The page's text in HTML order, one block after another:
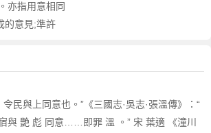
亦指用意相同
的意見;準許
令民與上同意也。”《三國志·吳志·張溫傳》：“
與 艷 彪 同意……即罪 溫 。” 宋 葉適 《潼川